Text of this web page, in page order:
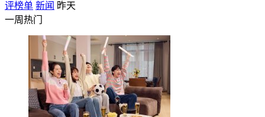
评榜单 新闻 昨天
一周热门